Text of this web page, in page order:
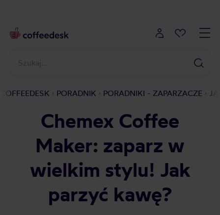
COFFEEDESK PORADNIK PORADNIKI - ZAPARZACZE
Chemex Coffee
Maker: zaparz w
wielkim stylu! Jak
parzyć kawę?